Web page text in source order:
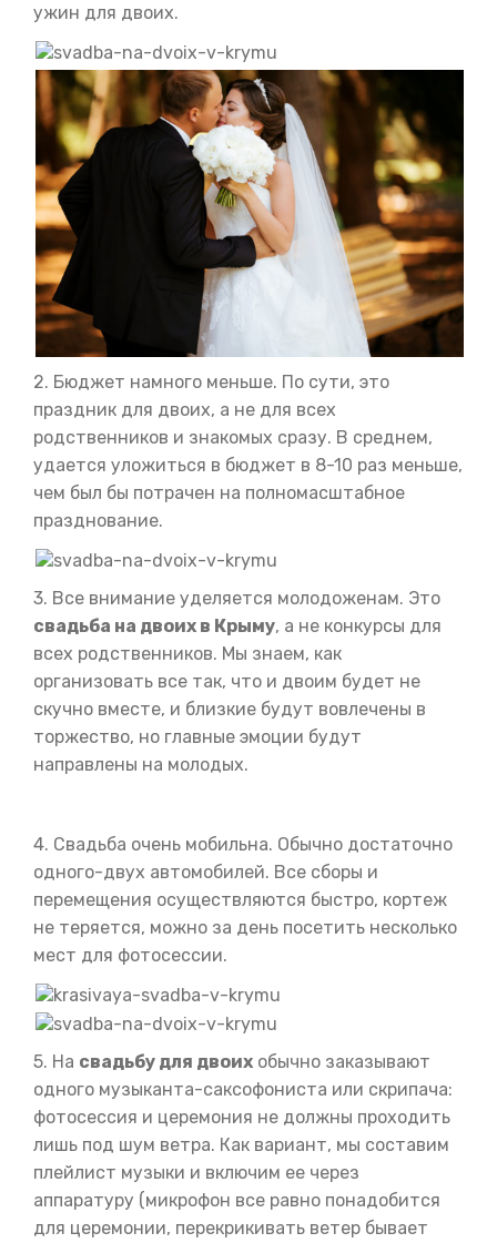
ужин для двоих.
2. Бюджет намного меньше. По сути, это
праздник для двоих, а не для всех
родственников и знакомых сразу. В среднем,
удается уложиться в бюджет в 8-10 раз меньше,
чем был бы потрачен на полномасштабное
празднование.
3. Все внимание уделяется молодоженам. Это
свадьба на двоих в Крыму, а не конкурсы для
всех родственников. Мы знаем, как
организовать все так, что и двоим будет не
скучно вместе, и близкие будут вовлечены в
торжество, но главные эмоции будут
направлены на молодых.
4. Свадьба очень мобильна. Обычно достаточно
одного-двух автомобилей. Все сборы и
перемещения осуществляются быстро, кортеж
не теряется, можно за день посетить несколько
мест для фотосессии.
5. На свадьбу для двоих обычно заказывают
одного музыканта-саксофониста или скрипача:
фотосессия и церемония не должны проходить
лишь под шум ветра. Как вариант, мы составим
плейлист музыки и включим ее через
аппаратуру (микрофон все равно понадобится
для церемонии, перекрикивать ветер бывает